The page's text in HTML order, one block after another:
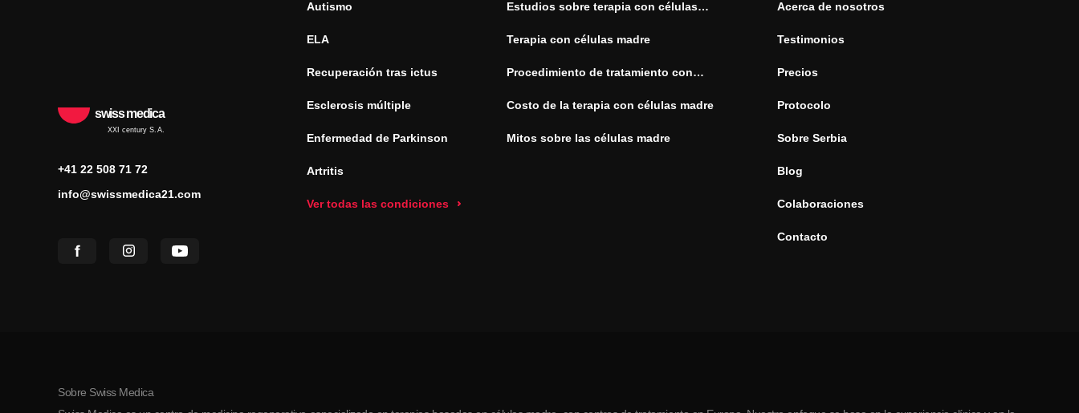
swiss medica
XXI century S.A.
+41 22 508 71 72
info@swissmedica21.com
Autismo
ELA
Recuperación tras ictus
Esclerosis múltiple
Enfermedad de Parkinson
Artritis
Ver todas las condiciones
Estudios sobre terapia con células
Terapia con células madre
Procedimiento de tratamiento con
Costo de la terapia con células madre
Mitos sobre las células madre
Acerca de nosotros
Testimonios
Precios
Protocolo
Sobre Serbia
Blog
Colaboraciones
Contacto
Sobre Swiss Medica